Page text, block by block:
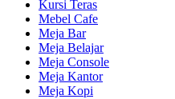
Kursi Teras
Mebel Cafe
Meja Bar
Meja Belajar
Meja Console
Meja Kantor
Meja Kopi